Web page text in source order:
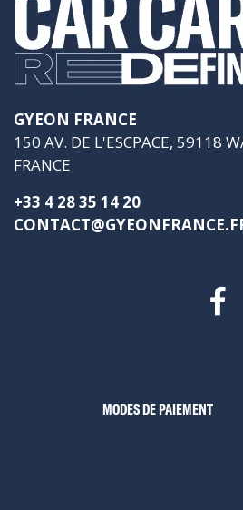
GYEON FRANCE
150 AV. DE L'ESCPACE, 59118
FRANCE
+33 4 28 35 14 20
MODES DE PAIEMENT